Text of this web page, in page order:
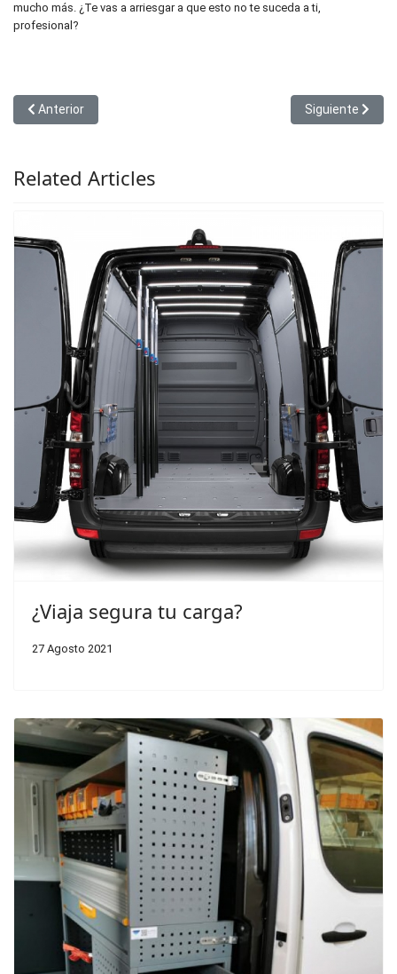
mucho más. ¿Te vas a arriesgar a que esto no te suceda a ti,
profesional?
Artículo anterior: Vanstile, bacas para todas las necesidades
Anterior Artículo
Siguiente
Related Articles
¿Viaja segura tu carga?
27 Agosto 2021